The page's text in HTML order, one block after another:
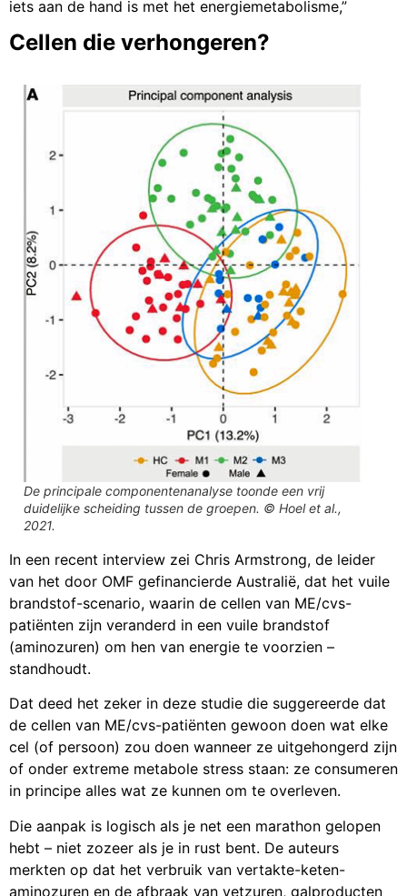
iets aan de hand is met het energiemetabolisme,”
Cellen die verhongeren?
De principale componentenanalyse toonde een vrij
duidelijke scheiding tussen de groepen. © Hoel et al.,
2021.
In een recent interview zei Chris Armstrong, de leider
van het door OMF gefinancierde Australië, dat het vuile
brandstof-scenario, waarin de cellen van ME/cvs-
patiënten zijn veranderd in een vuile brandstof
(aminozuren) om hen van energie te voorzien –
standhoudt.
Dat deed het zeker in deze studie die suggereerde dat
de cellen van ME/cvs-patiënten gewoon doen wat elke
cel (of persoon) zou doen wanneer ze uitgehongerd zijn
of onder extreme metabole stress staan: ze consumeren
in principe alles wat ze kunnen om te overleven.
Die aanpak is logisch als je net een marathon gelopen
hebt – niet zozeer als je in rust bent. De auteurs
merkten op dat het verbruik van vertakte-keten-
aminozuren en de afbraak van vetzuren, galproducten